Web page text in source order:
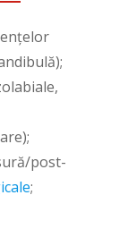
post-
;